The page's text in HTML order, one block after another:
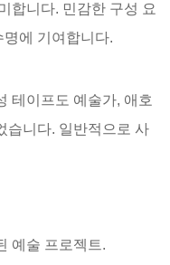
합니다. 민감한 구성 요
에 기여합니다.
테이프도 예술가, 애호
습니다. 일반적으로 사
예술 프로젝트.